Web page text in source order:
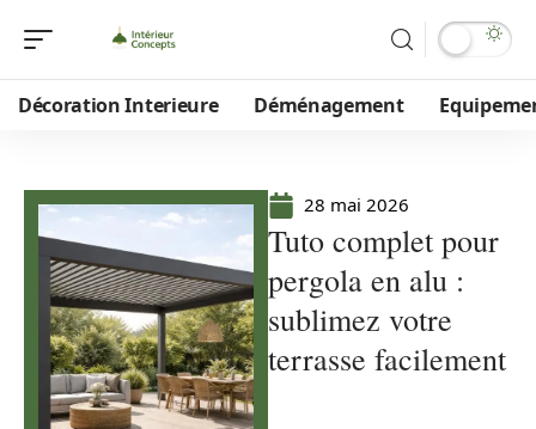
Décoration Interieure Déménagement
28 mai 2026
Tuto complet pour
pergola en alu :
sublimez votre
terrasse facilement